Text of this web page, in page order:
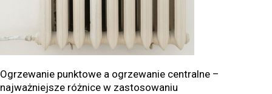
Ogrzewanie punktowe a ogrzewanie centralne –
najważniejsze różnice w zastosowaniu